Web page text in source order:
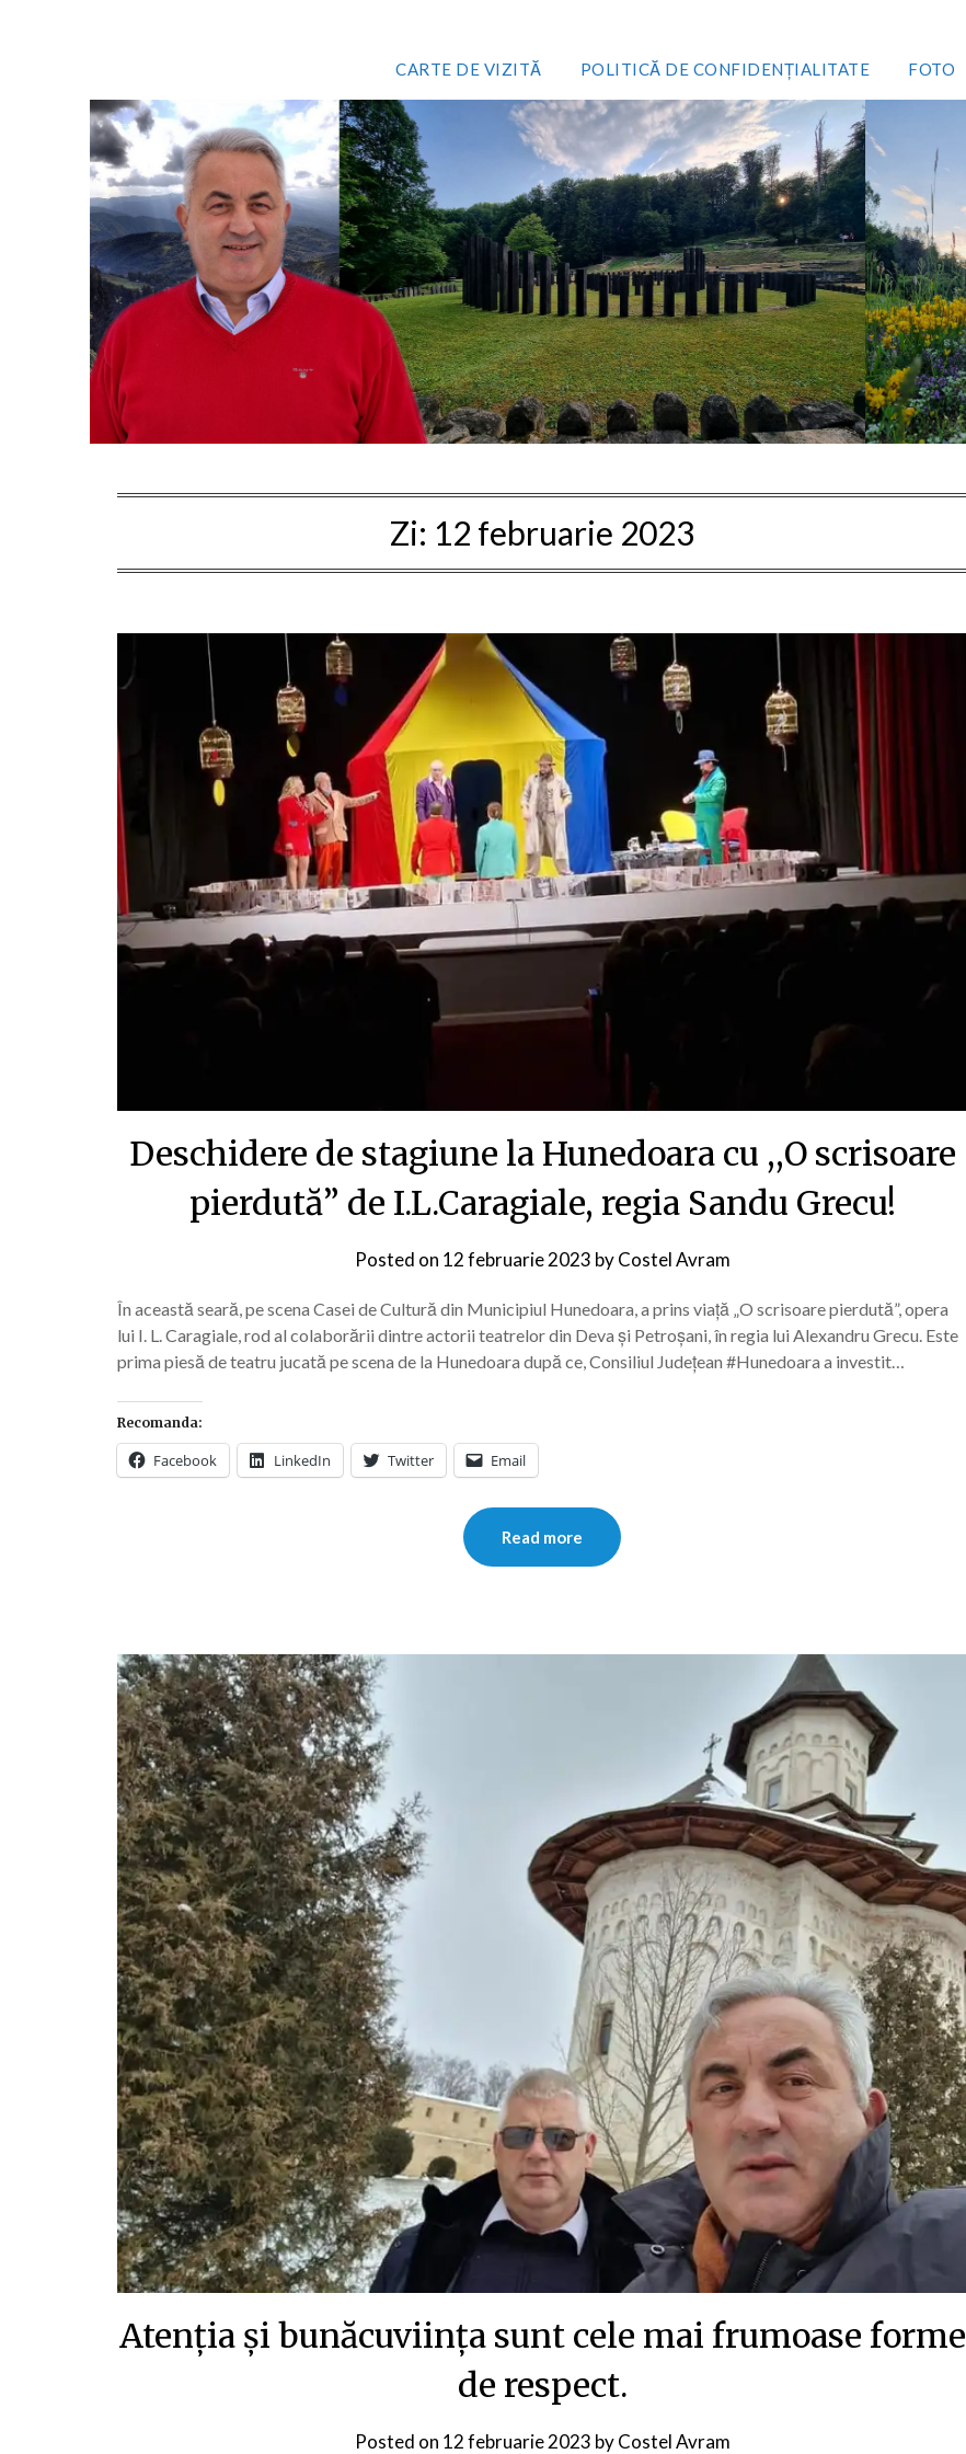
CARTE DE VIZITĂ POLITICĂ DE CONFIDENȚIALITATE FOTO
Zi: 12 februarie 2023
Deschidere de stagiune la Hunedoara cu ,,O scrisoare
pierdută” de I.L.Caragiale, regia Sandu Grecu!
Posted on 12 februarie 2023 byCostel Avram
În această seară, pe scena Casei de Cultură din Municipiul Hunedoara, a prins viață „O scrisoare pierdută”, opera
lui I. L. Caragiale, rod al colaborării dintre actorii teatrelor din Deva și Petroșani, în regia lui Alexandru Grecu. Este
prima piesă de teatru jucată pe scena de la Hunedoara după ce, Consiliul Județean #Hunedoara a investit…
Recomanda:
Facebook LinkedIn Twitter Email
Read more
Atenția și bunăcuviința sunt cele mai frumoase forme
de respect.
Posted on 12 februarie 2023 byCostel Avram